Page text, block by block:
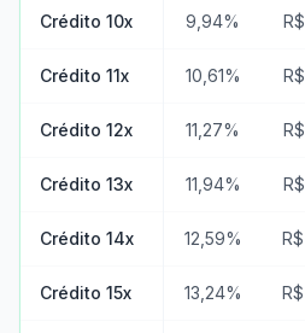
Crédito 10x 9,94%
Crédito 11x 10,61%
Crédito 12x 11,27%
Crédito 13x 11,94%
Crédito 14x 12,59%
Crédito 15x 13,24%